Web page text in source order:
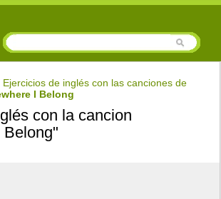
Ejercicios de inglés con las canciones de
I Belong
con la cancion
Belong"